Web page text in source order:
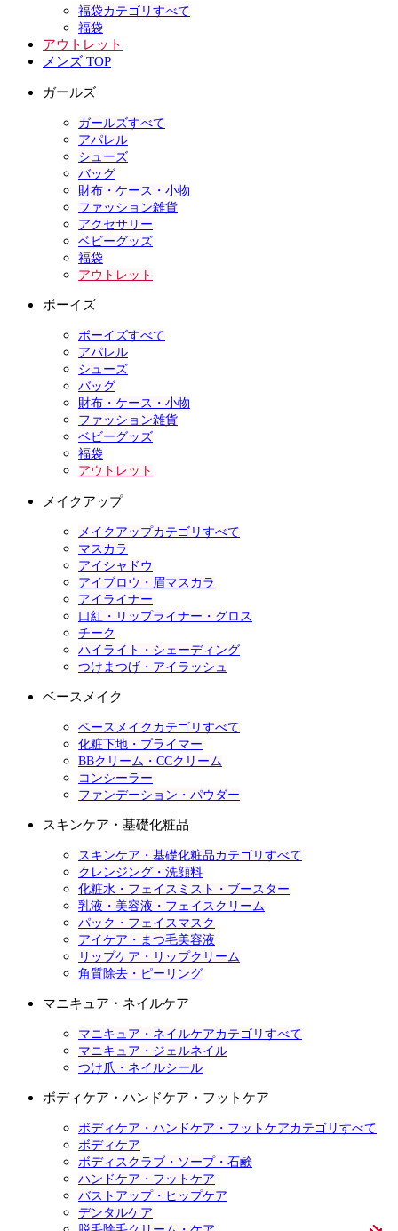
福袋カテゴリすべて
福袋
アウトレット
メンズ TOP
ガールズ
ガールズすべて
アパレル
シューズ
バッグ
財布・ケース・小物
ファッション雑貨
アクセサリー
ベビーグッズ
福袋
アウトレット
ボーイズ
ボーイズすべて
アパレル
シューズ
バッグ
財布・ケース・小物
ファッション雑貨
ベビーグッズ
福袋
アウトレット
メイクアップ
メイクアップカテゴリすべて
マスカラ
アイシャドウ
アイブロウ・眉マスカラ
アイライナー
口紅・リップライナー・グロス
チーク
ハイライト・シェーディング
つけまつげ・アイラッシュ
ベースメイク
ベースメイクカテゴリすべて
化粧下地・プライマー
BBクリーム・CCクリーム
コンシーラー
ファンデーション・パウダー
スキンケア・基礎化粧品
スキンケア・基礎化粧品カテゴリすべて
クレンジング・洗顔料
化粧水・フェイスミスト・ブースター
乳液・美容液・フェイスクリーム
パック・フェイスマスク
アイケア・まつ毛美容液
リップケア・リップクリーム
角質除去・ピーリング
マニキュア・ネイルケア
マニキュア・ネイルケアカテゴリすべて
マニキュア・ジェルネイル
つけ爪・ネイルシール
ボディケア・ハンドケア・フットケア
ボディケア・ハンドケア・フットケアカテゴリすべて
ボディケア
ボディスクラブ・ソープ・石鹸
ハンドケア・フットケア
バストアップ・ヒップケア
デンタルケア